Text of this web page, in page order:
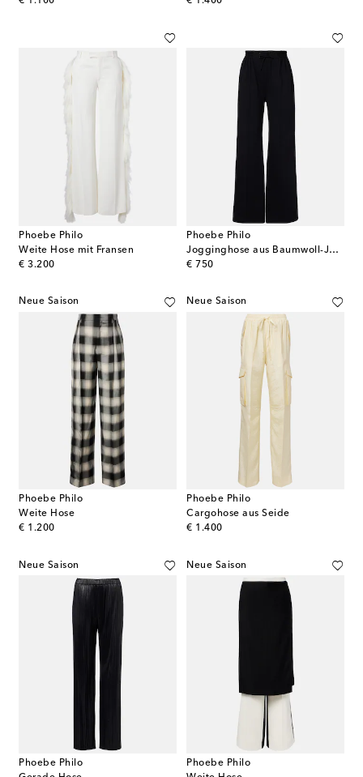
Phoebe Philo
Weite Hose mit Fransen
€ 3.200
original price
Phoebe Philo
Jogginghose aus Baumwoll-Jersey
€ 750
original price
Neue Saison
Phoebe Philo
Weite Hose
€ 1.200
original price
Neue Saison
Phoebe Philo
Cargohose aus Seide
€ 1.400
original price
Neue Saison
Phoebe Philo
Neue Saison
Phoebe Philo